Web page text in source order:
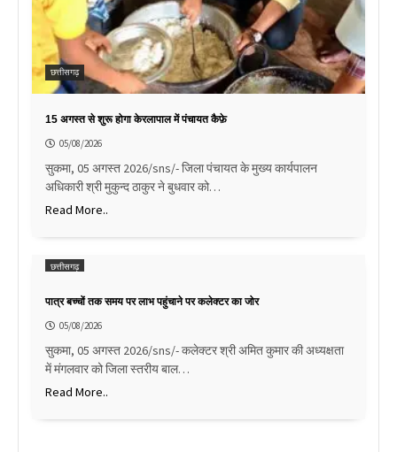
छत्तीसगढ़
15 अगस्त से शुरू होगा केरलापाल में पंचायत कैफ़े
05/08/2026
सुकमा, 05 अगस्त 2026/sns/- जिला पंचायत के मुख्य कार्यपालन
अधिकारी श्री मुकुन्द ठाकुर ने बुधवार को…
Read More..
छत्तीसगढ़
पात्र बच्चों तक समय पर लाभ पहुंचाने पर कलेक्टर का जोर
05/08/2026
सुकमा, 05 अगस्त 2026/sns/- कलेक्टर श्री अमित कुमार की अध्यक्षता
में मंगलवार को जिला स्तरीय बाल…
Read More..